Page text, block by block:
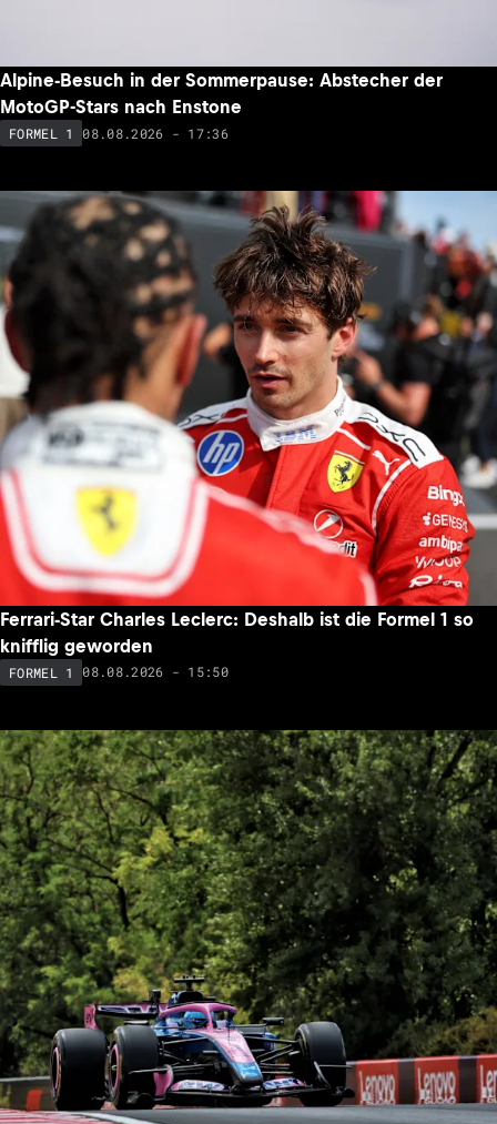
Alpine-Besuch in der Sommerpause: Abstecher der
MotoGP-Stars nach Enstone
FORMEL 1 08.08.2026 - 17:36
Ferrari-Star Charles Leclerc: Deshalb ist die Formel 1 so
knifflig geworden
FORMEL 1 08.08.2026 - 15:50